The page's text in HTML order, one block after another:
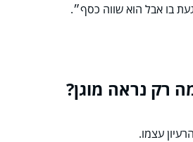
בו אבל הוא שווה כסף״.
עצמו.